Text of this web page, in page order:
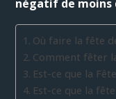
négatif de moins
Où faire la fête
Comment fêter
Est-ce que la
Est-ce que la